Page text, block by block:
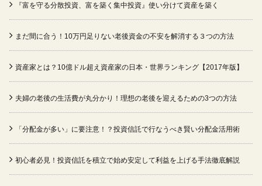
『富を守る分散投資、富を築く集中投資』使い分けて資産を築く
まだ間に合う！10万円足りない老後資金の不安を解消する３つの方法
資産家とは？10億ドル超え資産家の日本・世界ランキング【2017年版】
夫婦の老後の生活費が丸分かり！理想の老後を迎えるための3つの方法
「分配金が多い」に要注意！？投資信託で行なうべき賢い分配金活用術
初心者必見！投資信託を積立で始め安定して利益を上げる手法徹底解説